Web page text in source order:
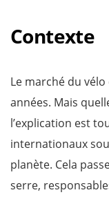
Contexte
Le marché du
années. Mais
l’explication est
internationaux
planète. Cela
serre,